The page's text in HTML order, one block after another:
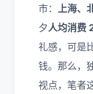
市： 上海、
夕人均消费
礼感，可是
钱。那么，
视点，笔者